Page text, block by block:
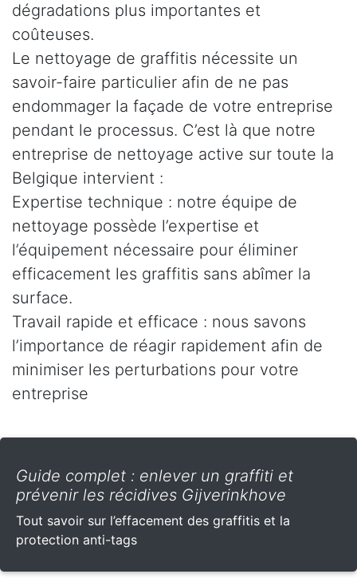
dégradations plus importantes et
coûteuses.
Le nettoyage de graffitis nécessite un
savoir-faire particulier afin de ne pas
endommager la façade de votre entreprise
pendant le processus. C’est là que notre
entreprise de nettoyage active sur toute la
Belgique intervient :
Expertise technique : notre équipe de
nettoyage possède l’expertise et
l’équipement nécessaire pour éliminer
efficacement les graffitis sans abîmer la
surface.
Travail rapide et efficace : nous savons
l’importance de réagir rapidement afin de
minimiser les perturbations pour votre
entreprise
Guide complet : enlever un graffiti et
prévenir les récidives Gijverinkhove
Tout savoir sur l’effacement des graffitis et la
protection anti-tags